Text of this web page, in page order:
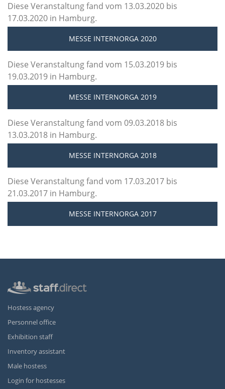
Diese Veranstaltung fand vom 13.03.2020 bis
17.03.2020 in Hamburg.
MESSE INTERNORGA 2020
Diese Veranstaltung fand vom 15.03.2019 bis
19.03.2019 in Hamburg.
MESSE INTERNORGA 2019
Diese Veranstaltung fand vom 09.03.2018 bis
13.03.2018 in Hamburg.
MESSE INTERNORGA 2018
Diese Veranstaltung fand vom 17.03.2017 bis
21.03.2017 in Hamburg.
MESSE INTERNORGA 2017
Hostess agency
Personnel office
Exhibition staff
Inventory assistant
Male hostess
Login for hostesses